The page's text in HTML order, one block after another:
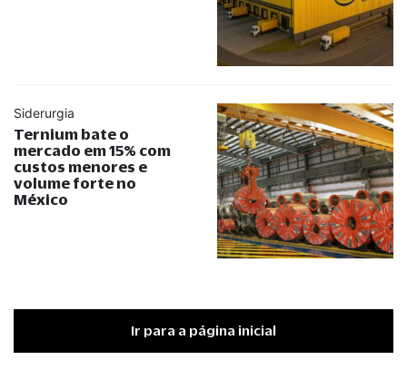
Siderurgia
Ternium bate o
mercado em 15% com
custos menores e
volume forte no
México
Ir para a página inicial